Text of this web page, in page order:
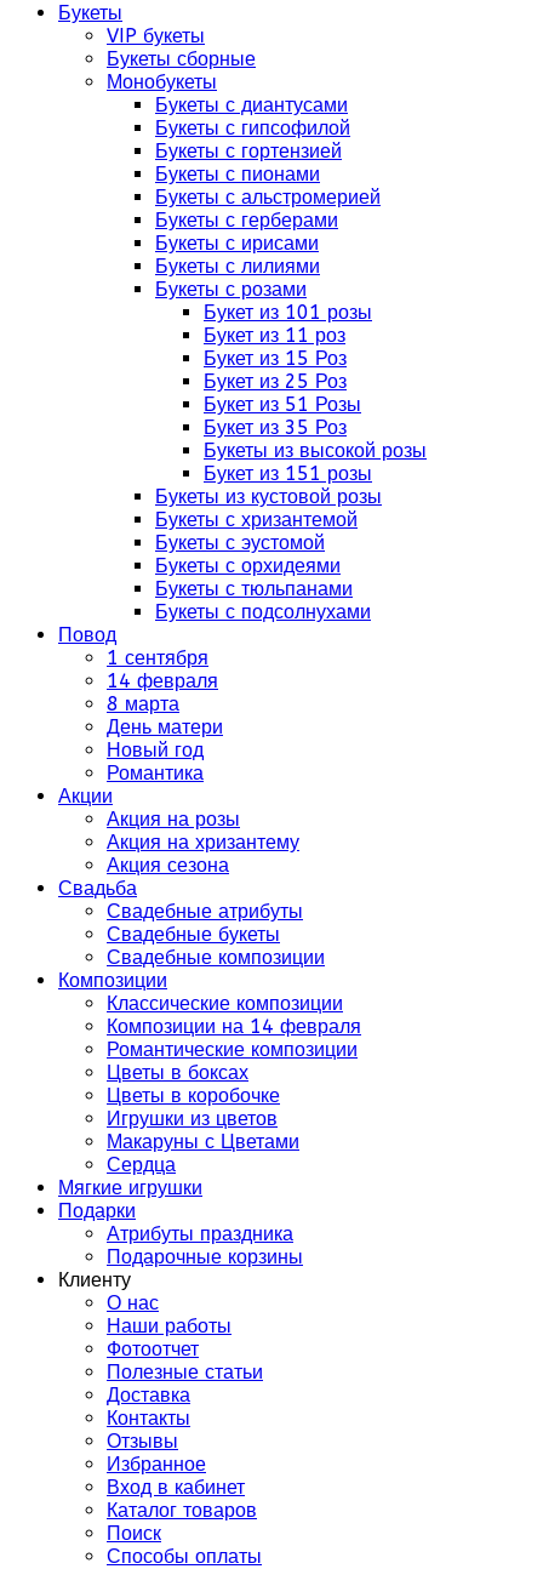
Букеты
VIP букеты
Букеты сборные
Монобукеты
Букеты с диантусами
Букеты с гипсофилой
Букеты с гортензией
Букеты с пионами
Букеты с альстромерией
Букеты с герберами
Букеты с ирисами
Букеты с лилиями
Букеты с розами
Букет из 101 розы
Букет из 11 роз
Букет из 15 Роз
Букет из 25 Роз
Букет из 51 Розы
Букет из 35 Роз
Букеты из высокой розы
Букет из 151 розы
Букеты из кустовой розы
Букеты с хризантемой
Букеты с эустомой
Букеты с орхидеями
Букеты с тюльпанами
Букеты с подсолнухами
Повод
1 сентября
14 февраля
8 марта
День матери
Новый год
Романтика
Акции
Акция на розы
Акция на хризантему
Акция сезона
Свадьба
Свадебные атрибуты
Свадебные букеты
Свадебные композиции
Композиции
Классические композиции
Композиции на 14 февраля
Романтические композиции
Цветы в боксах
Цветы в коробочке
Игрушки из цветов
Макаруны с Цветами
Сердца
Мягкие игрушки
Подарки
Атрибуты праздника
Подарочные корзины
Клиенту
О нас
Наши работы
Фотоотчет
Полезные статьи
Доставка
Контакты
Отзывы
Избранное
Вход в кабинет
Каталог товаров
Поиск
Способы оплаты